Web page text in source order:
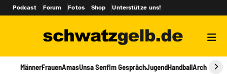
Podcast Forum Fotos Shop Unterstütze uns!
MännerFrauenAmasUnsa SenfIm GesprächJugendHandballArchiv